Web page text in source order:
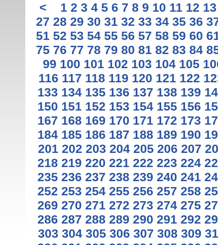
< 1 2 3 4 5 6 7 8 9 10 11 12 13
27 28 29 30 31 32 33 34 35 36
51 52 53 54 55 56 57 58 59 60
75 76 77 78 79 80 81 82 83 84
99 100 101 102 103 104 105
116 117 118 119 120 121 122
133 134 135 136 137 138 139
150 151 152 153 154 155 156
167 168 169 170 171 172 173
184 185 186 187 188 189 190
201 202 203 204 205 206 207
218 219 220 221 222 223 224
235 236 237 238 239 240 241
252 253 254 255 256 257 258
269 270 271 272 273 274 275
286 287 288 289 290 291 292
303 304 305 306 307 308 309